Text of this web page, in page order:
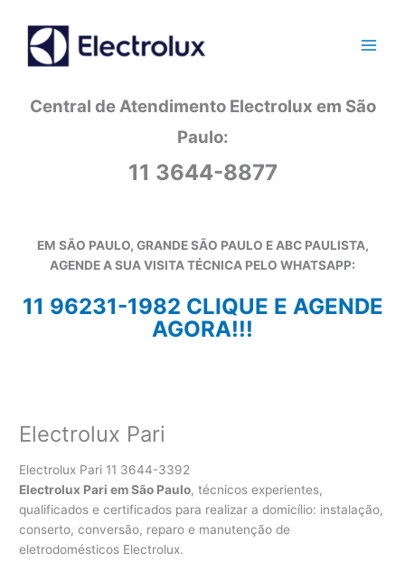
conteúdo
Central de Atendimento Electrolux em São
Paulo:
11 3644-8877
EM SÃO PAULO, GRANDE SÃO PAULO E ABC PAULISTA,
AGENDE A SUA VISITA TÉCNICA PELO WHATSAPP:
11 96231-1982 CLIQUE E AGENDE
AGORA!!!
Electrolux Pari
Electrolux Pari 11 3644-3392
Electrolux Pari em São Paulo, técnicos experientes,
qualificados e certificados para realizar a domicílio: instalação,
conserto, conversão, reparo e manutenção de
eletrodomésticos Electrolux.